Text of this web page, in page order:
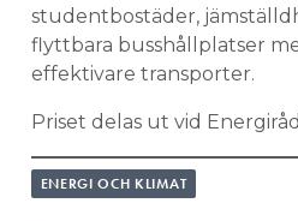
studentbostäder,
flyttbara busshållplatser
effektivare transporter.
Priset delas ut vid
ENERGI OCH KLIMAT